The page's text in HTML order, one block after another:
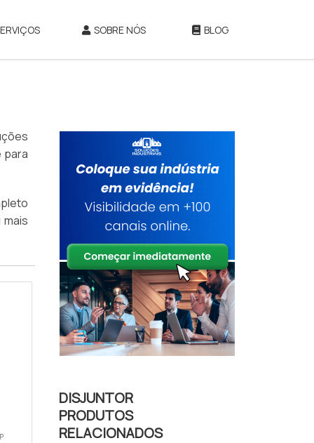
SOBRE NÓS BLOG
para
DISJUNTOR
PRODUTOS
RELACIONADOS